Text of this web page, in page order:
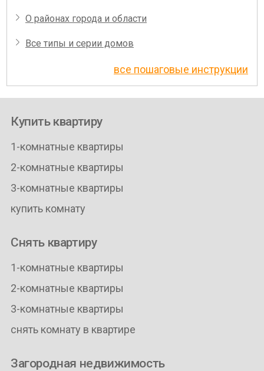
О районах города и области
Все типы и серии домов
все пошаговые инструкции
Купить квартиру
1-комнатные квартиры
2-комнатные квартиры
3-комнатные квартиры
купить комнату
Снять квартиру
1-комнатные квартиры
2-комнатные квартиры
3-комнатные квартиры
снять комнату в квартире
Загородная недвижимость